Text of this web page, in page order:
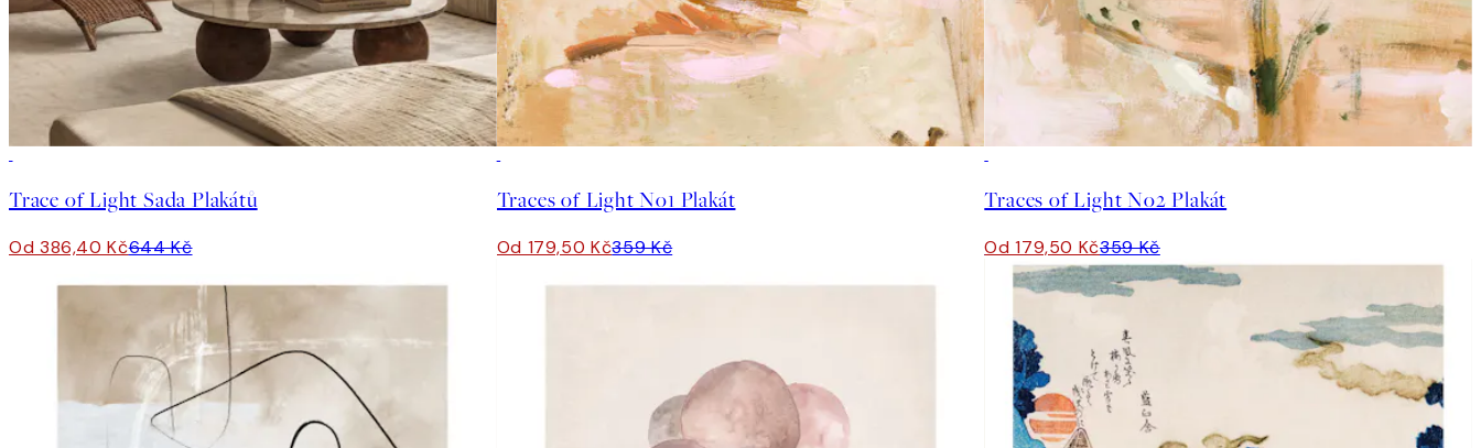
Trace of Light Sada Plakátů
Od 386,40 Kč644 Kč
Traces of Light No1 Plakát
Od 179,50 Kč359 Kč
Traces of Light No2 Plakát
Od 179,50 Kč359 Kč